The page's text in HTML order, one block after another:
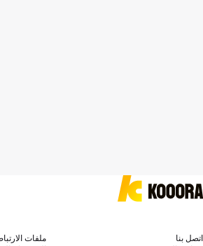
اتصل بنا
ملفات